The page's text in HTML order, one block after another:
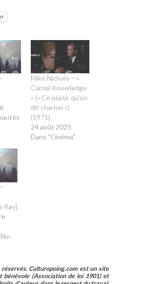
Mike Nichols – «
Carnal Knowledge
» (« Ce plaisir qu’on
dit charnel »)
(1971)
24 août 2025
Dans "Cinéma"
Ray]
Culturopoing.com est un site
bénévole (Association de loi 1901) et